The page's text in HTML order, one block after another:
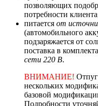
позволяющих
потребности
питается от
(автомобильного
подзаряжается от
поставка в
сети 220 В.
ВНИМАНИЕ!
нескольких
базовой
Подробности